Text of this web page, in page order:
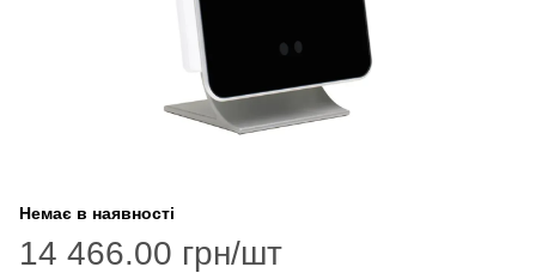
Немає в наявності
14 466.00 грн/шт